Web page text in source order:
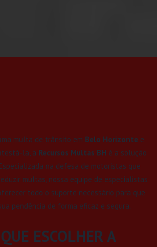
multa de trânsito em Belo Horizonte e
la, a Recursos Multas BH é a solução
na defesa de motoristas que
multas, nossa equipe de especialistas
todo o suporte necessário para que
pendência de forma eficaz e segura.
ESCOLHER A